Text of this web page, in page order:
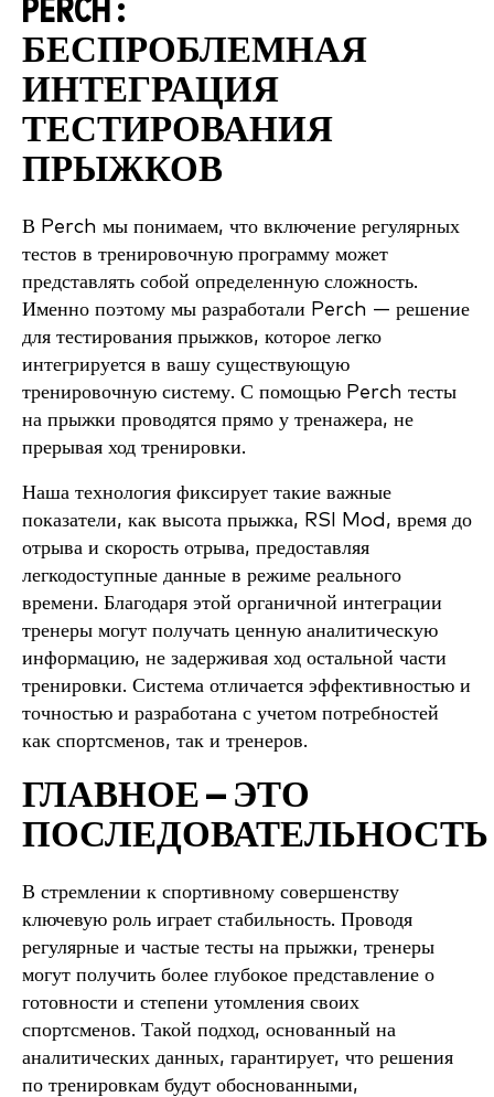
PERCH :
БЕСПРОБЛЕМНАЯ
ИНТЕГРАЦИЯ
ТЕСТИРОВАНИЯ
ПРЫЖКОВ
В Perch мы понимаем, что включение регулярных
тестов в тренировочную программу может
представлять собой определенную сложность.
Именно поэтому мы разработали Perch — решение
для тестирования прыжков, которое легко
интегрируется в вашу существующую
тренировочную систему. С помощью Perch тесты
на прыжки проводятся прямо у тренажера, не
прерывая ход тренировки.
Наша технология фиксирует такие важные
показатели, как высота прыжка, RSI Mod, время до
отрыва и скорость отрыва, предоставляя
легкодоступные данные в режиме реального
времени. Благодаря этой органичной интеграции
тренеры могут получать ценную аналитическую
информацию, не задерживая ход остальной части
тренировки. Система отличается эффективностью и
точностью и разработана с учетом потребностей
как спортсменов, так и тренеров.
ГЛАВНОЕ — ЭТО
ПОСЛЕДОВАТЕЛЬНОСТЬ
В стремлении к спортивному совершенству
ключевую роль играет стабильность. Проводя
регулярные и частые тесты на прыжки, тренеры
могут получить более глубокое представление о
готовности и степени утомления своих
спортсменов. Такой подход, основанный на
аналитических данных, гарантирует, что решения
по тренировкам будут обоснованными,